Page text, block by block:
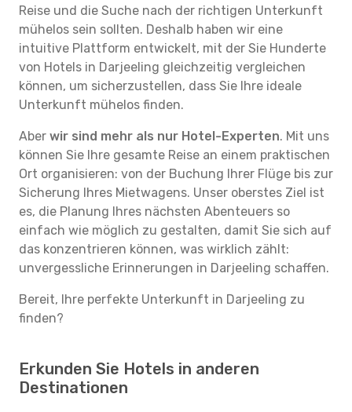
Reise und die Suche nach der richtigen Unterkunft
mühelos sein sollten. Deshalb haben wir eine
intuitive Plattform entwickelt, mit der Sie Hunderte
von Hotels in Darjeeling gleichzeitig vergleichen
können, um sicherzustellen, dass Sie Ihre ideale
Unterkunft mühelos finden.
Aber wir sind mehr als nur Hotel-Experten. Mit uns
können Sie Ihre gesamte Reise an einem praktischen
Ort organisieren: von der Buchung Ihrer Flüge bis zur
Sicherung Ihres Mietwagens. Unser oberstes Ziel ist
es, die Planung Ihres nächsten Abenteuers so
einfach wie möglich zu gestalten, damit Sie sich auf
das konzentrieren können, was wirklich zählt:
unvergessliche Erinnerungen in Darjeeling schaffen.
Bereit, Ihre perfekte Unterkunft in Darjeeling zu
finden?
Erkunden Sie Hotels in anderen
Destinationen